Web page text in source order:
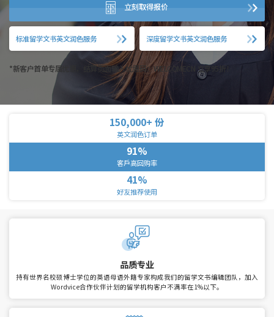
立刻取得报价
标准留学文书英文润色服务 深度留学文书英文润色服务
*新客户首单专属优惠，结算页面输入优惠码：WELCOMECN 立享95折！
150,000+ 份
英文润色订单
91%
客戶高回购率
41%
好友推荐使用
品质专业
持有世界名校硕博士学位的英语母语外籍专家构成我们的留学文书编辑团队，加入
Wordvice合作伙伴计划的留学机构客户不满率在1%以下。